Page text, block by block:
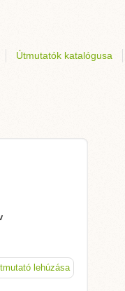
Útmutatók katalógusa
lehúzása